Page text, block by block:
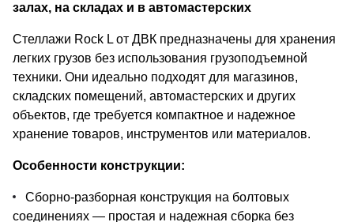
залах, на складах и в автомастерских
Стеллажи Rock L от ДВК предназначены для хранения
легких грузов без использования грузоподъемной
техники. Они идеально подходят для магазинов,
складских помещений, автомастерских и других
объектов, где требуется компактное и надежное
хранение товаров, инструментов или материалов.
Особенности конструкции:
Сборно-разборная конструкция на болтовых
соединениях — простая и надежная сборка без